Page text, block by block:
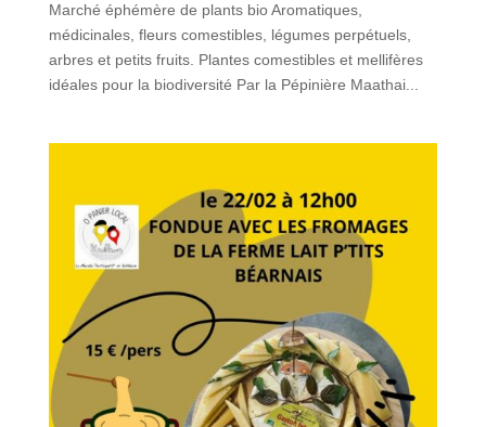
Marché éphémère de plants bio Aromatiques,
médicinales, fleurs comestibles, légumes perpétuels,
arbres et petits fruits. Plantes comestibles et mellifères
idéales pour la biodiversité Par la Pépinière Maathai...